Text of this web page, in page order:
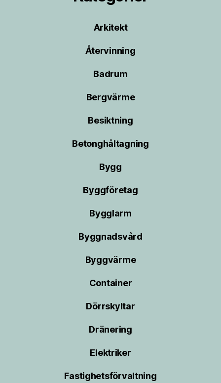
Arkitekt
Återvinning
Badrum
Bergvärme
Besiktning
Betonghåltagning
Bygg
Byggföretag
Bygglarm
Byggnadsvård
Byggvärme
Container
Dörrskyltar
Dränering
Elektriker
Fastighetsförvaltning